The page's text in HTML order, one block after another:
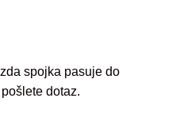
spojka pasuje do
dotaz.